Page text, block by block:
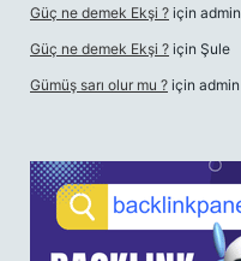
Güç ne demek Ekşi ? için admin
Güç ne demek Ekşi ? için Şule
Gümüş sarı olur mu ? için admin